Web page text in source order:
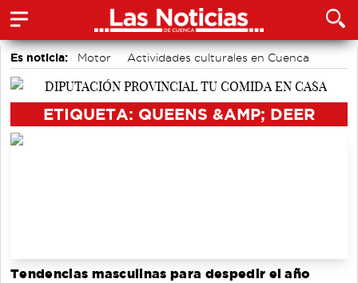
Es noticia: Motor
Actividades culturales en Cuenca
accidentes laborales
ETIQUETA: QUEENS &AMP; DEER
Tendencias masculinas para despedir el año